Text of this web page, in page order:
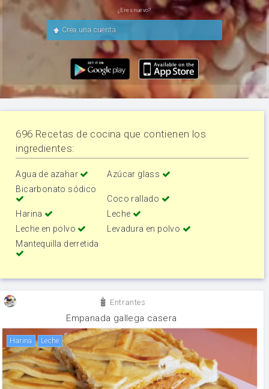
¿Eres nuevo?
Crea una cuenta
696 Recetas de cocina que contienen los
ingredientes:
Agua de azahar
Azúcar glass
Bicarbonato sódico
Coco rallado
Harina
Leche
Leche en polvo
Levadura en polvo
Mantequilla derretida
Entrantes
Empanada gallega casera
harina leche